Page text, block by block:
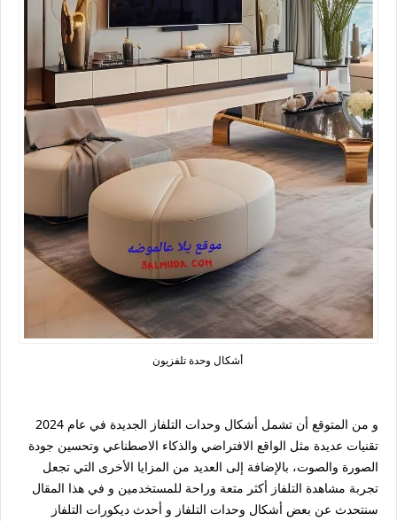
أشكال وحدة تلفزيون
و من المتوقع أن تشمل أشكال وحدات التلفاز الجديدة في عام 2024
تقنيات عديدة مثل الواقع الافتراضي والذكاء الاصطناعي وتحسين جودة
الصورة والصوت، بالإضافة إلى العديد من المزايا الأخرى التي تجعل
تجربة مشاهدة التلفاز أكثر متعة وراحة للمستخدمين و في هذا المقال
سنتحدث عن بعض أشكال وحدات التلفاز و أحدث ديكورات التلفاز